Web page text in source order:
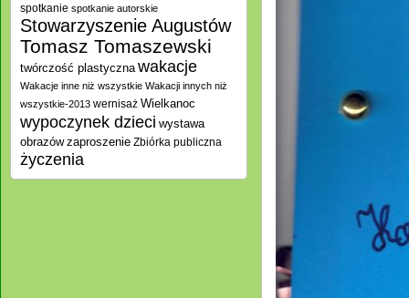
spotkanie spotkanie autorskie
Stowarzyszenie Augustów
Tomasz Tomaszewski
twórczość plastyczna wakacje
Wakacje inne niż wszystkie Wakacji innych niż
wszystkie-2013 wernisaż Wielkanoc
wypoczynek dzieci wystawa
obrazów zaproszenie Zbiórka publiczna
życzenia